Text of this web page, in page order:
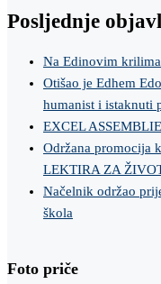
Posljednje
Na Edinovim
Otišao je Edhem
humanist i istaknuti
EXCEL
Održana promocija
LEKTIRA ZA
Načelnik održao
škola
Foto priče